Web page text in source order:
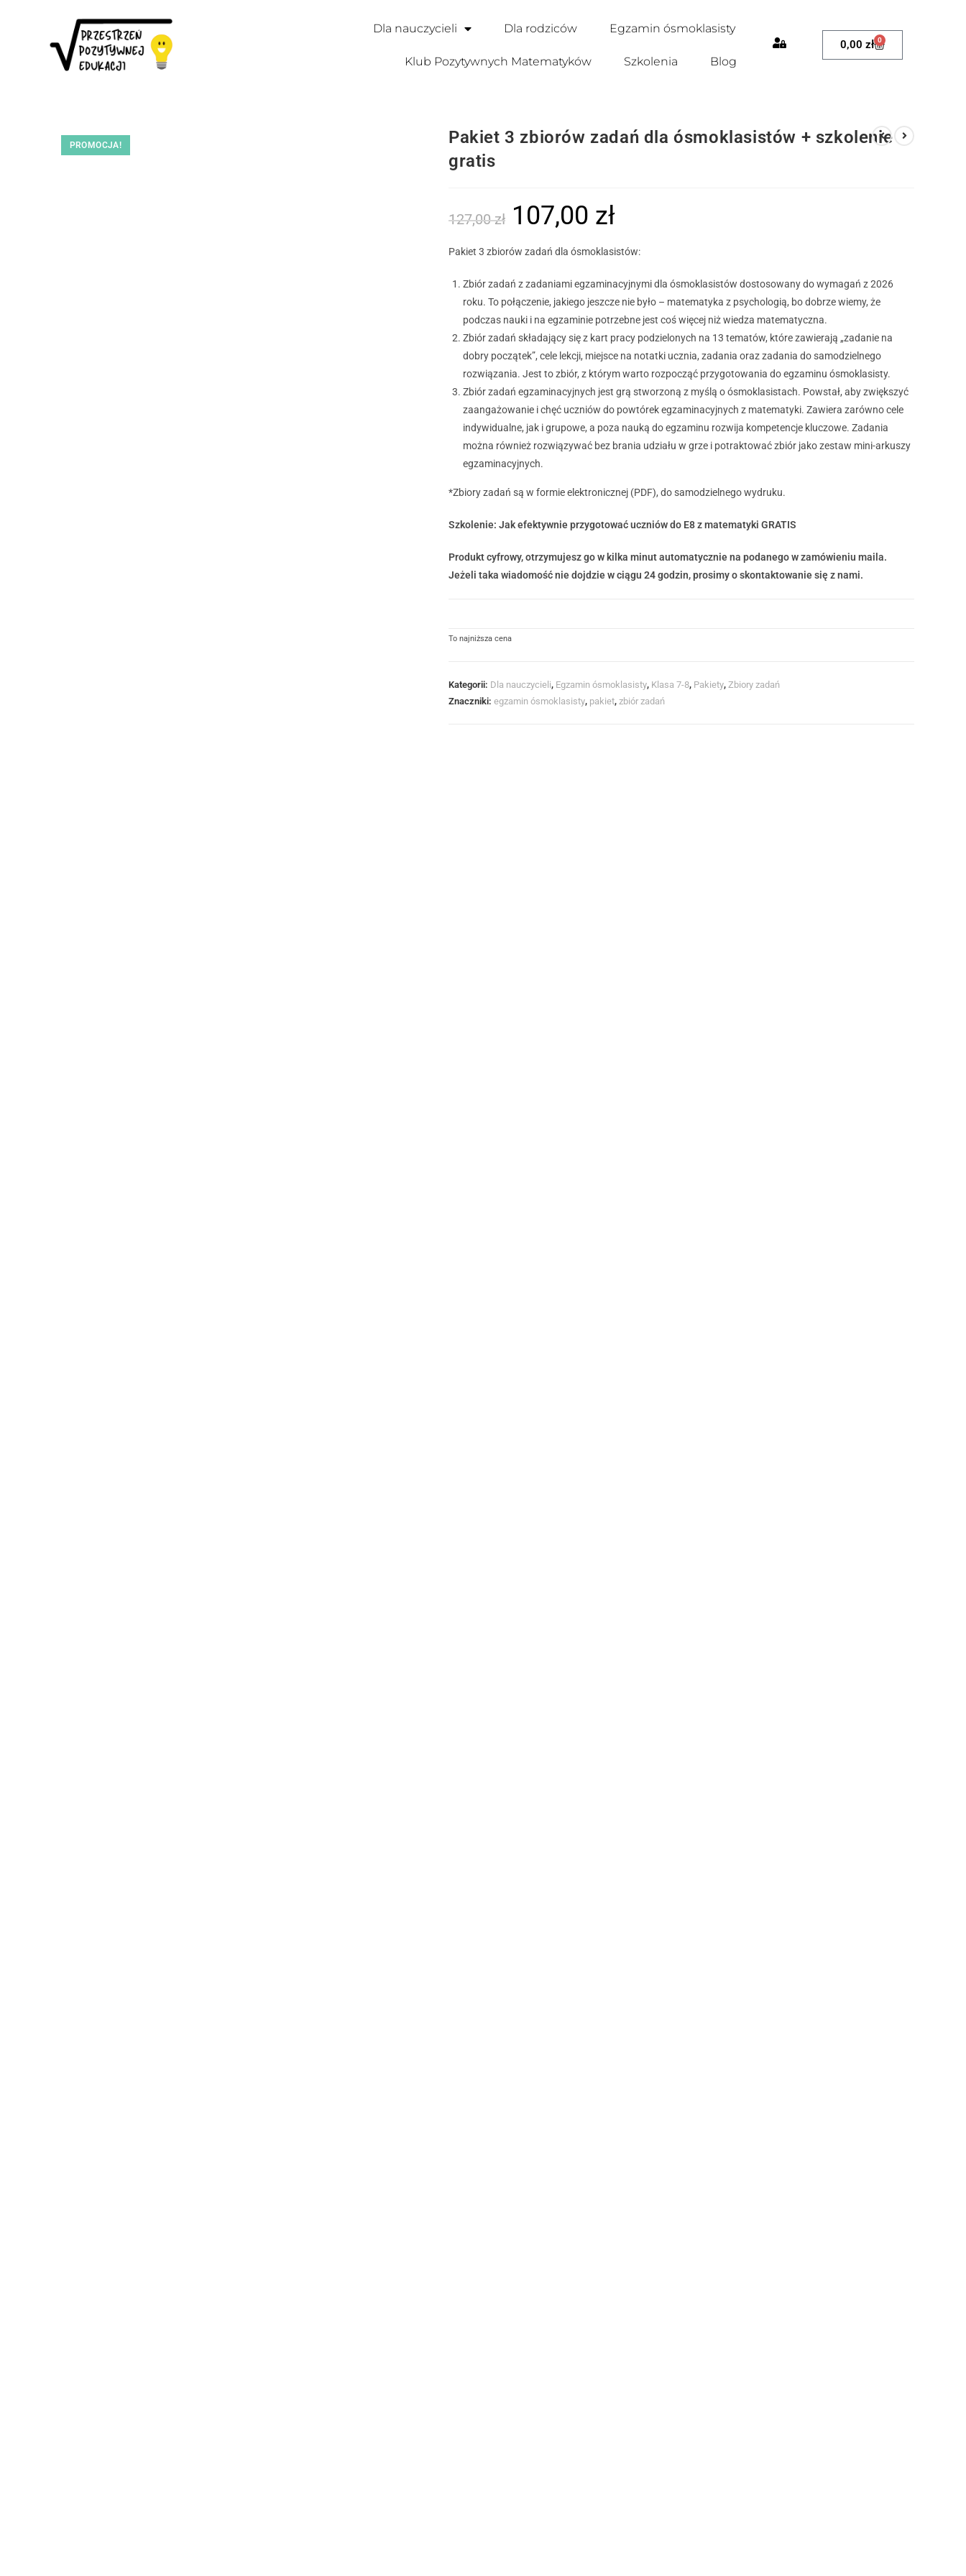
Dla nauczycieli Dla rodziców Egzamin ósmoklasisty
Klub Pozytywnych Matematyków Szkolenia Blog
0,00 zł 0
PROMOCJA!
Pakiet 3 zbiorów zadań dla ósmoklasistów + szkolenie
gratis
127,00zł 107,00 zł
Pakiet 3 zbiorów zadań dla ósmoklasistów:
Zbiór zadań z zadaniami egzaminacyjnymi dla ósmoklasistów dostosowany do wymagań z 2026
roku. To połączenie, jakiego jeszcze nie było – matematyka z psychologią, bo dobrze wiemy, że
podczas nauki i na egzaminie potrzebne jest coś więcej niż wiedza matematyczna.
Zbiór zadań składający się z kart pracy podzielonych na 13 tematów, które zawierają „zadanie na
dobry początek”, cele lekcji, miejsce na notatki ucznia, zadania oraz zadania do samodzielnego
rozwiązania. Jest to zbiór, z którym warto rozpocząć przygotowania do egzaminu ósmoklasisty.
Zbiór zadań egzaminacyjnych jest grą stworzoną z myślą o ósmoklasistach. Powstał, aby zwiększyć
zaangażowanie i chęć uczniów do powtórek egzaminacyjnych z matematyki. Zawiera zarówno cele
indywidualne, jak i grupowe, a poza nauką do egzaminu rozwija kompetencje kluczowe. Zadania
można również rozwiązywać bez brania udziału w grze i potraktować zbiór jako zestaw mini-arkuszy
egzaminacyjnych.
*Zbiory zadań są w formie elektronicznej (PDF), do samodzielnego wydruku.
Szkolenie: Jak efektywnie przygotować uczniów do E8 z matematyki GRATIS
Produkt cyfrowy, otrzymujesz go w kilka minut automatycznie na podanego w zamówieniu maila.
Jeżeli taka wiadomość nie dojdzie w ciągu 24 godzin, prosimy o skontaktowanie się z nami.
To najniższa cena
Kategorii: Dla nauczycieli, Egzamin ósmoklasisty, Klasa 7-8, Pakiety, Zbiory zadań
Znaczniki: egzamin ósmoklasisty, pakiet, zbiór zadań